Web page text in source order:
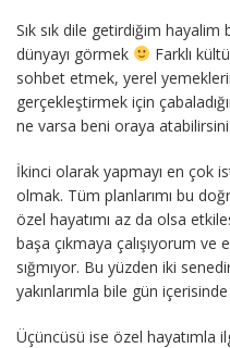
Sık sık dile getirdiğim
dünyayı görmek
Farklı
sohbet etmek, yerel
gerçekleştirmek için
ne varsa beni oraya
İkinci olarak yapmayı en çok
olmak. Tüm planlarımı bu
özel hayatımı az da olsa
başa çıkmaya çalışıyorum
sığmıyor. Bu yüzden iki
yakınlarımla bile gün
Üçüncüsü ise özel hayatımla